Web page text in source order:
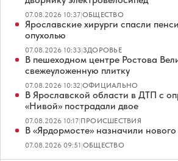
07.08.2026 10:37|ОБЩЕСТВО
Ярославские хирурги спасли
опухолью
07.08.2026 10:33|ЗДОРОВЬЕ
В пешеходном центре Ростова
свежеуложенную плитку
07.08.2026 10:32|ОФИЦИАЛЬНО
В Ярославской области в ДТП с
«Нивой» пострадали двое
07.08.2026 10:17|ПРОИСШЕСТВИЯ
В «Ярдормосте» назначили
07.08.2026 09:51|ОБЩЕСТВО